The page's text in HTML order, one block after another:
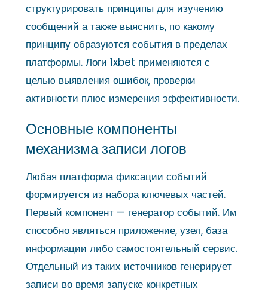
структурировать принципы для изучению
сообщений а также выяснить, по какому
принципу образуются события в пределах
платформы. Логи 1xbet применяются с
целью выявления ошибок, проверки
активности плюс измерения эффективности.
Основные компоненты
механизма записи логов
Любая платформа фиксации событий
формируется из набора ключевых частей.
Первый компонент — генератор событий. Им
способно являться приложение, узел, база
информации либо самостоятельный сервис.
Отдельный из таких источников генерирует
записи во время запуске конкретных